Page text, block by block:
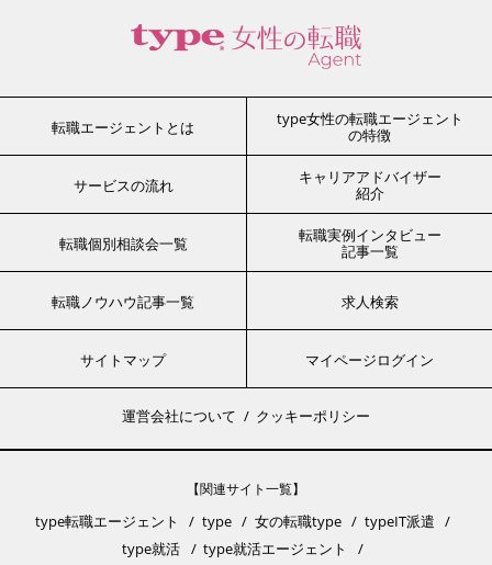
転職エージェントとは
type女性の転職エージェント
の特徴
サービスの流れ
キャリアアドバイザー
紹介
転職個別相談会一覧
転職実例インタビュー
記事一覧
転職ノウハウ記事一覧 求人検索
サイトマップ マイページログイン
運営会社について クッキーポリシー
【関連サイト一覧】
type転職エージェント type 女の転職type
typeIT派遣
type就活
type就活エージェント